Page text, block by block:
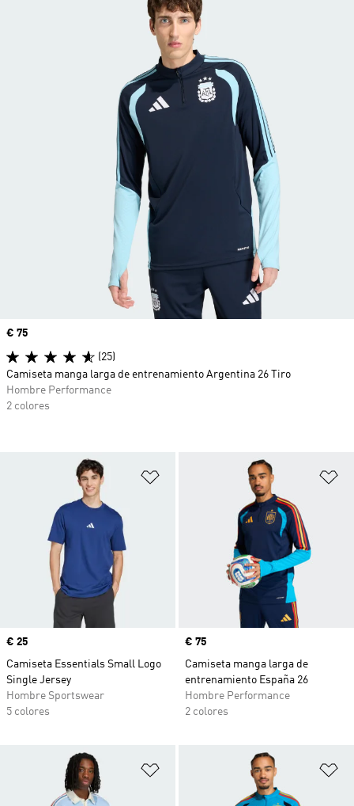
Añadir a la lista de deseos
Precio
€ 25
Camiseta Essentials Small Logo
Single Jersey
Hombre Sportswear
5 colores
Precio
€ 75
Camiseta manga larga de
entrenamiento España 26
Hombre Performance
2 colores
Añadir a la lista de deseos
Precio
€ 75
(25)
Camiseta manga larga de entrenamiento Argentina 26 Tiro
Hombre Performance
2 colores